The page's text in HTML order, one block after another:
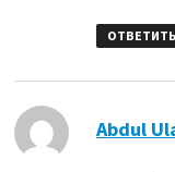
ОТВЕТИТЬ
Abdul